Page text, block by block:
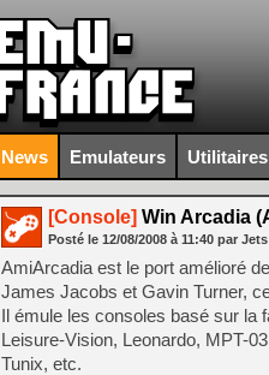
News Emulateurs Utilitaires
[Console] Win Arcadia
Posté le 12/08/2008 à 11:40 par Jets
AmiArcadia est le port amélioré
James Jacobs et Gavin Turner,
Il émule les consoles basé sur la
Leisure-Vision, Leonardo, MPT-
Tunix, etc.